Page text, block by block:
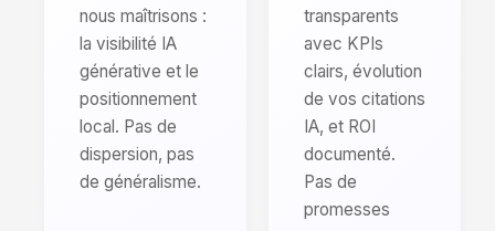
nous maîtrisons :
la visibilité IA
générative et le
positionnement
local. Pas de
dispersion, pas
de généralisme.
transparents
avec KPIs
clairs, évolution
de vos citations
IA, et ROI
documenté.
Pas de
promesses